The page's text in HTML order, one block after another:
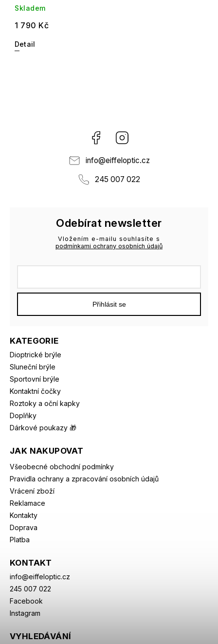
Skladem
1 790 Kč
Detail
Facebook
info@eiffeloptic.cz
245 007 022
KATEGORIE
Dioptrické brýle
Sluneční brýle
Sportovní brýle
Kontaktní čočky
Roztoky a oční kapky
Doplňky
Dárkové poukazy 🎁
JAK NAKUPOVAT
Všeobecné obchodní podmínky
Pravidla ochrany a zpracování osobních údajů
Vrácení zboží
Reklamace
Kontakty
Doprava
Platba
KONTAKT
info@eiffeloptic.cz
245 007 022
Facebook
Instagram
Odebírat newsletter
Vložením e-mailu souhlasíte s
podmínkami ochrany osobních údajů
Přihlásit se
VYHLEDÁVÁNÍ